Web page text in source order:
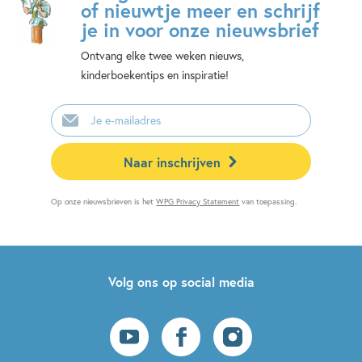
of nieuwtje meer en schrijf
je in voor onze nieuwsbrief
Ontvang elke twee weken nieuws,
kinderboekentips en inspiratie!
E-
mailadres
Naar inschrijven
Op onze nieuwsbrieven is hetWPG Privacy Statement van toepassing.
Volg ons op social media